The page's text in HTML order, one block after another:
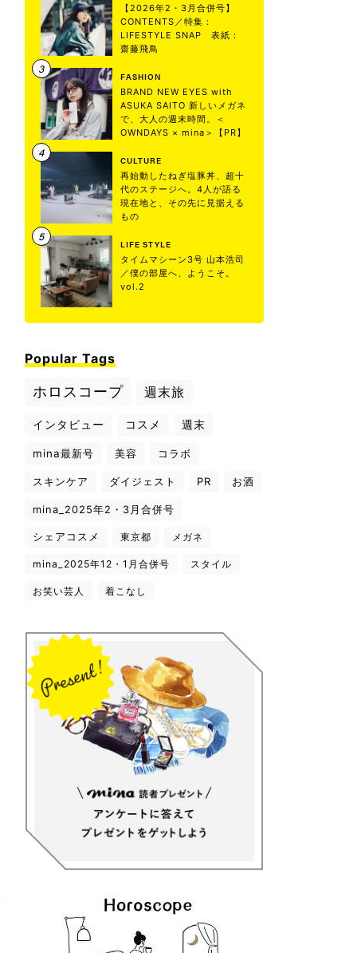
【2026年2・3月合併号】
CONTENTS／特集：
LIFESTYLE SNAP 表紙：
齋藤飛鳥
FASHION
BRAND NEW EYES with
ASUKA SAITO 新しいメガネ
で、大人の週末時間。＜
OWNDAYS × mina＞【PR】
CULTURE
再始動したねぎ塩豚丼、超十
代のステージへ。4人が語る
現在地と、その先に見据える
もの
LIFE STYLE
タイムマシーン3号 山本浩司
／僕の部屋へ、ようこそ。
vol.2
Popular Tags
ホロスコープ 週末旅
インタビュー コスメ 週末
mina最新号 美容 コラボ
スキンケア ダイジェスト PR お酒
mina_2025年2・3月合併号
シェアコスメ 東京都 メガネ
mina_2025年12・1月合併号 スタイル
お笑い芸人 着こなし